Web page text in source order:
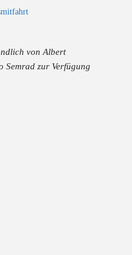
von Albert
Semrad zur Verfügung